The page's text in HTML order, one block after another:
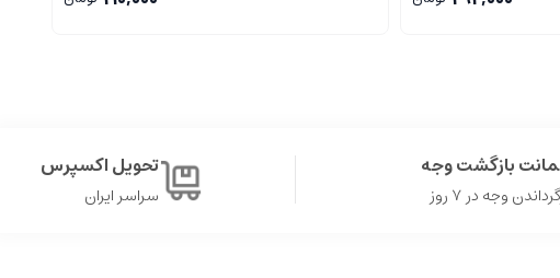
بازگشت وجه
وجه در ۷ روز
تحویل اکسپرس
سراسر ایران